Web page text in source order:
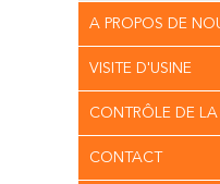
A PROPOS DE
VISITE D'USINE
CONTRÔLE DE
CONTACT